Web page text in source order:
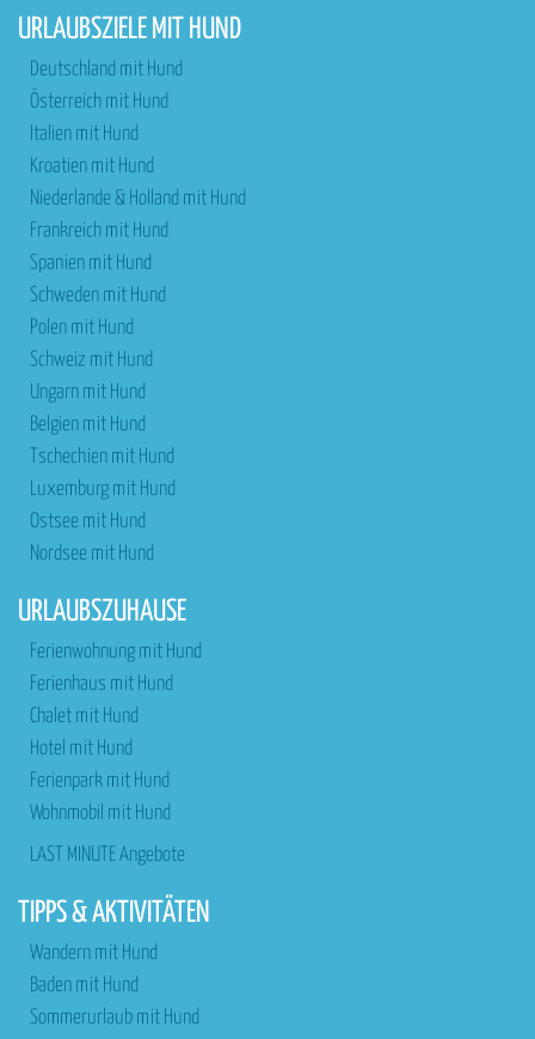
URLAUBSZIELE MIT HUND
Deutschland mit Hund
Österreich mit Hund
Italien mit Hund
Kroatien mit Hund
Niederlande & Holland mit Hund
Frankreich mit Hund
Spanien mit Hund
Schweden mit Hund
Polen mit Hund
Schweiz mit Hund
Ungarn mit Hund
Belgien mit Hund
Tschechien mit Hund
Luxemburg mit Hund
Ostsee mit Hund
Nordsee mit Hund
URLAUBSZUHAUSE
Ferienwohnung mit Hund
Ferienhaus mit Hund
Chalet mit Hund
Hotel mit Hund
Ferienpark mit Hund
Wohnmobil mit Hund
LAST MINUTE Angebote
TIPPS & AKTIVITÄTEN
Wandern mit Hund
Baden mit Hund
Sommerurlaub mit Hund